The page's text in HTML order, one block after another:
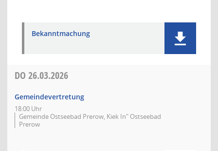
Bekanntmachung
DO 26.03.2026
Gemeindevertretung
18:00 Uhr
Gemeinde Ostseebad Prerow, Kiek In" Ostseebad
Prerow